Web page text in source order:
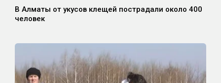
В Алматы от укусов клещей пострадали около 400
человек